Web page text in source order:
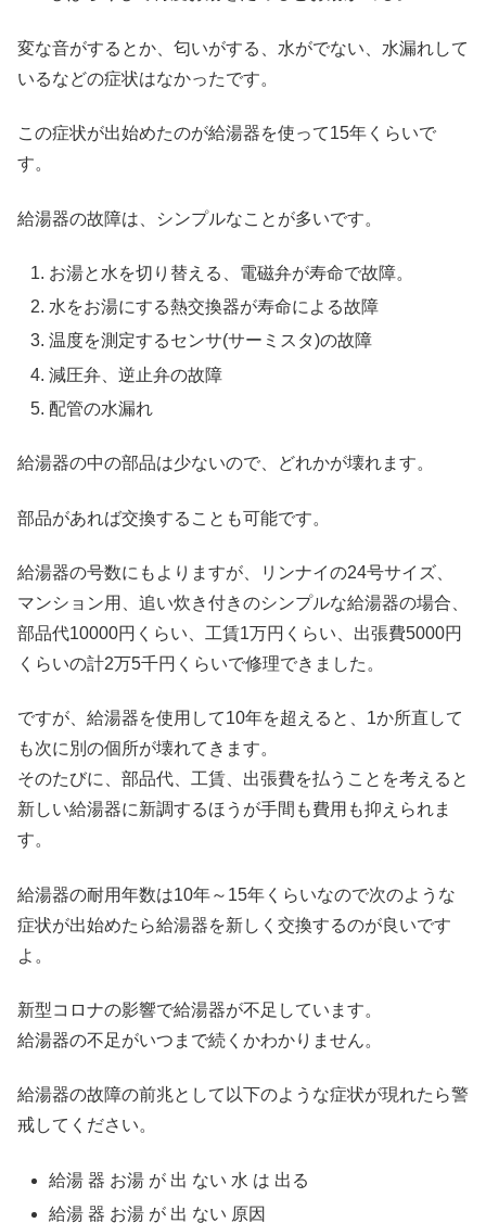
変な音がするとか、匂いがする、水がでない、水漏れして
いるなどの症状はなかったです。
この症状が出始めたのが給湯器を使って15年くらいで
す。
給湯器の故障は、シンプルなことが多いです。
お湯と水を切り替える、電磁弁が寿命で故障。
水をお湯にする熱交換器が寿命による故障
温度を測定するセンサ(サーミスタ)の故障
減圧弁、逆止弁の故障
配管の水漏れ
給湯器の中の部品は少ないので、どれかが壊れます。
部品があれば交換することも可能です。
給湯器の号数にもよりますが、リンナイの24号サイズ、
マンション用、追い炊き付きのシンプルな給湯器の場合、
部品代10000円くらい、工賃1万円くらい、出張費5000円
くらいの計2万5千円くらいで修理できました。
ですが、給湯器を使用して10年を超えると、1か所直して
も次に別の個所が壊れてきます。
そのたびに、部品代、工賃、出張費を払うことを考えると
新しい給湯器に新調するほうが手間も費用も抑えられま
す。
給湯器の耐用年数は10年～15年くらいなので次のような
症状が出始めたら給湯器を新しく交換するのが良いです
よ。
新型コロナの影響で給湯器が不足しています。
給湯器の不足がいつまで続くかわかりません。
給湯器の故障の前兆として以下のような症状が現れたら警
戒してください。
給湯 器 お湯 が 出 ない 水 は 出る
給湯 器 お湯 が 出 ない 原因